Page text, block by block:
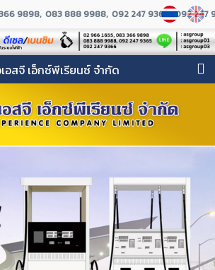
9898 083 888 9988 092 247 9365 092 247
อสจี เอ็กซ์พีเรียนซ์ จำกัด